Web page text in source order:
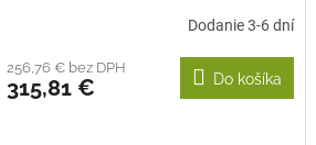
Dodanie 3-6 dní
256,76 € bez DPH
315,81 € Do košíka